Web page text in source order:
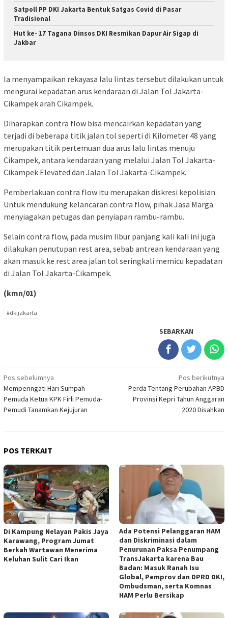
Satpoll PP DKI Jakarta Bentuk Satgas Covid di Pasar
Tradisional
Hut ke- 17 Tagana Dinsos DKI Resmikan Dapur Air Sigap di
Jakbar
Ia menyampaikan rekayasa lalu lintas tersebut dilakukan untuk
mengurai kepadatan arus kendaraan di Jalan Tol Jakarta-
Cikampek arah Cikampek.
Diharapkan contra flow bisa mencairkan kepadatan yang
terjadi di beberapa titik jalan tol seperti di Kilometer 48 yang
merupakan titik pertemuan dua arus lalu lintas menuju
Cikampek, antara kendaraan yang melalui Jalan Tol Jakarta-
Cikampek Elevated dan Jalan Tol Jakarta-Cikampek.
Pemberlakuan contra flow itu merupakan diskresi kepolisian.
Untuk mendukung kelancaran contra flow, pihak Jasa Marga
menyiagakan petugas dan penyiapan rambu-rambu.
Selain contra flow, pada musim libur panjang kali kali ini juga
dilakukan penutupan rest area, sebab antrean kendaraan yang
akan masuk ke rest area jalan tol seringkali memicu kepadatan
di Jalan Tol Jakarta-Cikampek.
(kmn/01)
#dkijakarta
SEBARKAN
Navigasi
pos
Pos sebelumnya
Memperingati Hari Sumpah
Pemuda Ketua KPK Firli Pemuda-
Pemudi Tanamkan Kejujuran
Pos berikutnya
Perda Tentang Perubahan APBD
Provinsi Kepri Tahun Anggaran
2020 Disahkan
POS TERKAIT
Di Kampung Nelayan Pakis Jaya
Karawang, Program Jumat
Berkah Wartawan Menerima
Keluhan Sulit Cari Ikan
Ada Potensi Pelanggaran HAM
dan Diskriminasi dalam
Penurunan Paksa Penumpang
TransJakarta karena Bau
Badan: Masuk Ranah Isu
Global, Pemprov dan DPRD DKI,
Ombudsman, serta Komnas
HAM Perlu Bersikap